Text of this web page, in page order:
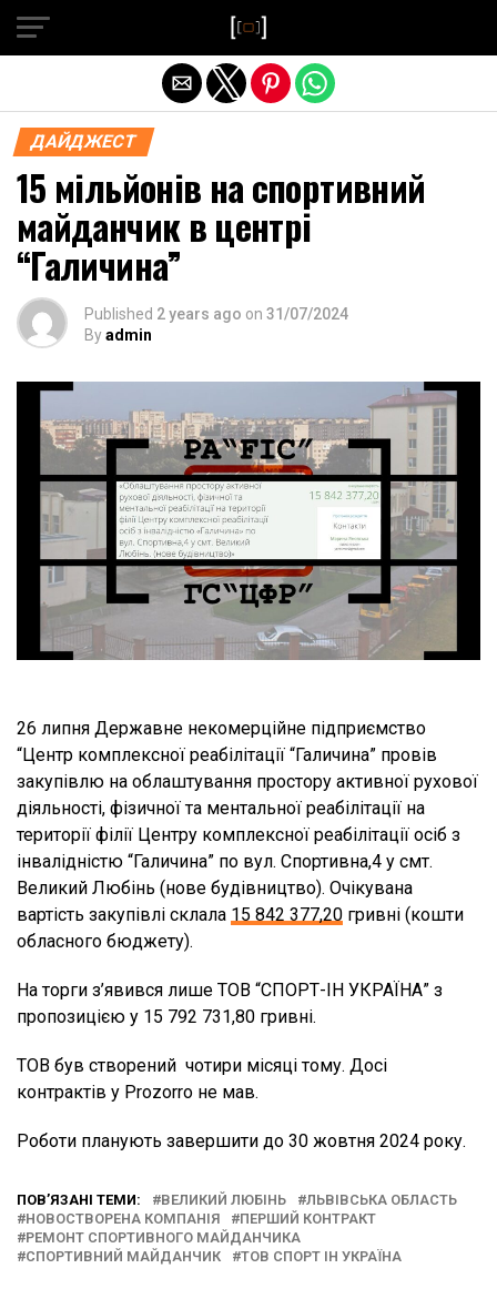
ДАЙДЖЕСТ
15 мільйонів на спортивний
майданчик в центрі
“Галичина”
Published 2 years ago on 31/07/2024
Byadmin
26 липня Державне некомерційне підприємство
“Центр комплексної реабілітації “Галичина” провів
закупівлю на облаштування простору активної рухової
діяльності, фізичної та ментальної реабілітації на
території філії Центру комплексної реабілітації осіб з
інвалідністю “Галичина” по вул. Спортивна,4 у смт.
Великий Любінь (нове будівництво). Очікувана
вартість закупівлі склала 15 842 377,20 гривні (кошти
обласного бюджету).
На торги з’явився лише ТОВ “СПОРТ-ІН УКРАЇНА” з
пропозицією у 15 792 731,80 гривні.
ТОВ був створений чотири місяці тому. Досі
контрактів у Prozorro не мав.
Роботи планують завершити до 30 жовтня 2024 року.
ПОВ’ЯЗАНІ ТЕМИ: ВЕЛИКИЙ ЛЮБІНЬ
ЛЬВІВСЬКА ОБЛАСТЬ
НОВОСТВОРЕНА КОМПАНІЯ
ПЕРШИЙ КОНТРАКТ
РЕМОНТ СПОРТИВНОГО МАЙДАНЧИКА
СПОРТИВНИЙ МАЙДАНЧИК
ТОВ СПОРТ ІН УКРАЇНА
Exit mobile version